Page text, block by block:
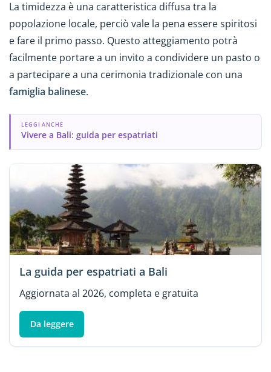
La timidezza è una caratteristica diffusa tra la
popolazione locale, perciò vale la pena essere spiritosi
e fare il primo passo. Questo atteggiamento potrà
facilmente portare a un invito a condividere un pasto o
a partecipare a una cerimonia tradizionale con una
famiglia balinese.
LEGGI ANCHE
Vivere a Bali: guida per espatriati
La guida per espatriati a Bali
Aggiornata al 2026, completa e gratuita
Da leggere